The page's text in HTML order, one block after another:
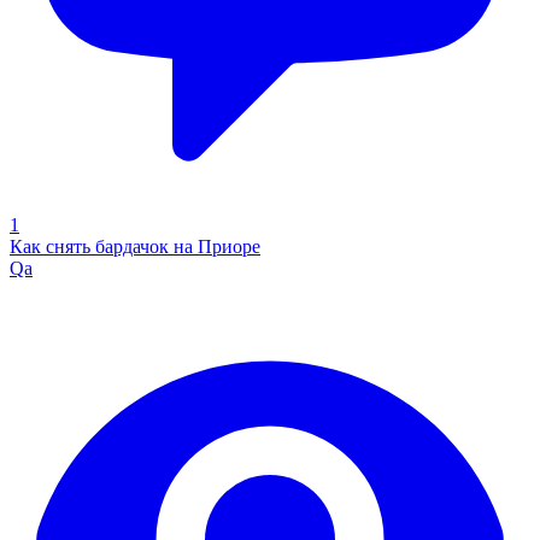
1
Как снять бардачок на Приоре
Qa